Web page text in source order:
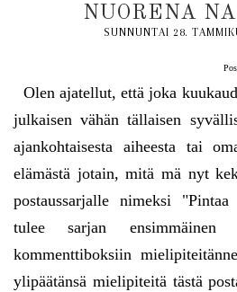
NUORENA
SUNNUNTAI 28.
Olen ajatellut, että joka
julkaisen vähän tällaisen
ajankohtaisesta aiheesta tai
elämästä jotain, mitä mä nyt
postaussarjalle nimeksi
tulee sarjan
kommenttiboksiin
ylipäätänsä mielipiteitä tästä